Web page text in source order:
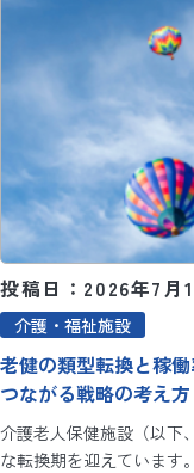
投稿日：2026年7月
介護・福祉施設
老健の類型転換と稼
つながる戦略の考え方
介護老人保健施設（以下
な転換期を迎えています